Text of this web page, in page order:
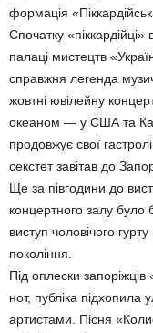
формація
Спочатку
палаці мистецтв
справжня легенда
жовтні ювілейну
океаном — у США та
продовжує свої
секстет завітав до
Ще за півгодини до
концертного залу було
виступ чоловічого
покоління.
Під оплески
нот, публіка підхопила
артистами. Пісня